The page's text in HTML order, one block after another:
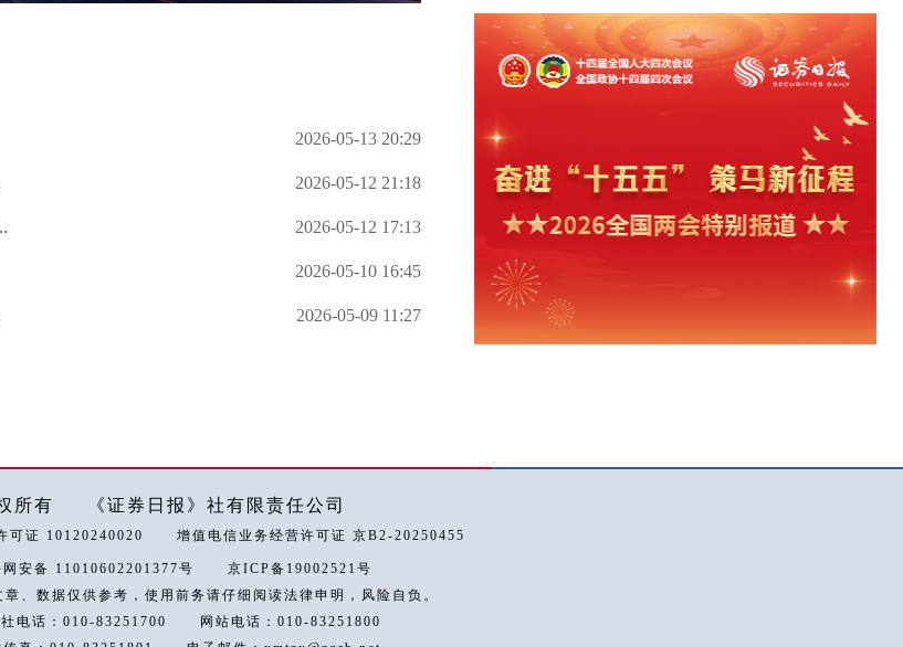
2026-05-13 20:29
2026-05-12 21:18
2026-05-12 17:13
2026-05-10 16:45
2026-05-09 11:27
所有 《证券日报》社有限责任公司
可证 10120240020 增值电信业务经营许可证 京B2-20250455
网安备 11010602201377号
京ICP备19002521号
、数据仅供参考，使用前务请仔细阅读法律申明，风险自负。
电话：010-83251700
网站电话：010-83251800